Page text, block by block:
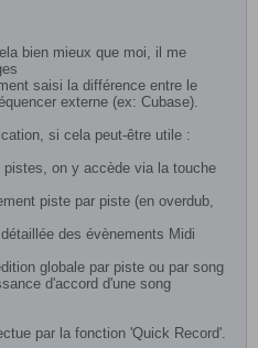
bien mieux que moi, il me
saisi la différence entre le
externe (ex: Cubase).
si cela peut-être utile :
pistes, on y accède via la touche
piste par piste (en overdub,
des évènements Midi
globale par piste ou par song
d'accord d'une song
par la fonction 'Quick Record'.